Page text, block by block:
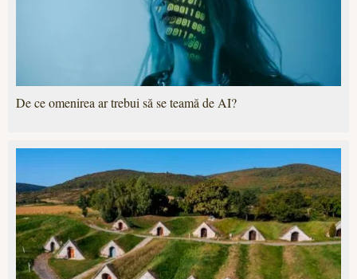
De ce omenirea ar trebui să se teamă de AI?